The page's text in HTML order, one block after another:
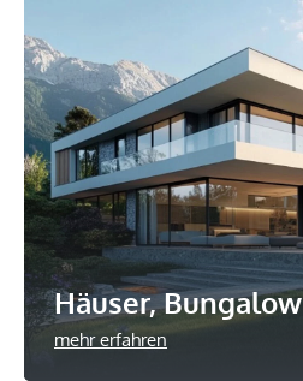
Häuser, Bungalow
mehr erfahren